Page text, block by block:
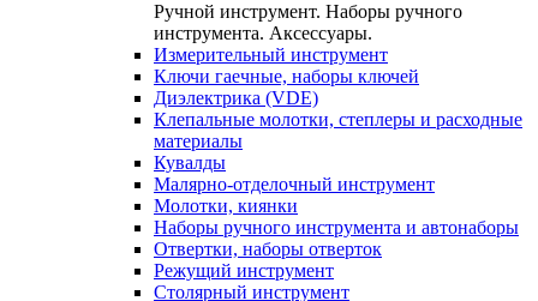
Ручной инструмент. Наборы ручного
инструмента. Аксессуары.
Измерительный инструмент
Ключи гаечные, наборы ключей
Диэлектрика (VDE)
Клепальные молотки, степлеры и расходные
материалы
Кувалды
Малярно-отделочный инструмент
Молотки, киянки
Наборы ручного инструмента и автонаборы
Отвертки, наборы отверток
Режущий инструмент
Столярный инструмент